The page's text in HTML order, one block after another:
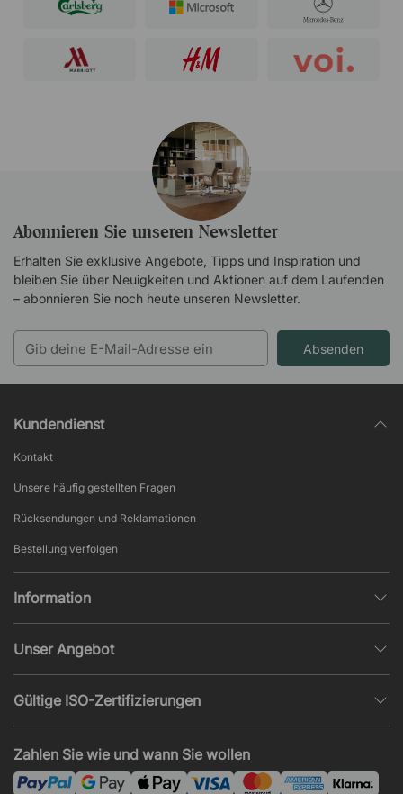
Abonnieren Sie unseren Newsletter
Erhalten Sie exklusive Angebote, Tipps und Inspiration und
bleiben Sie über Neuigkeiten und Aktionen auf dem Laufenden
– abonnieren Sie noch heute unseren Newsletter.
Absenden
Kundendienst
Kontakt
Unsere häufig gestellten Fragen
Rücksendungen und Reklamationen
Bestellung verfolgen
Information
AGB und Widerruf
Beliebte Seiten
Impressum
News und Artikel
Unser Angebot
Projekte, Angebote & Montage
Montage
Zahlen Sie wie und wann Sie wollen
Gültige ISO-Zertifizierungen
ISO 14001